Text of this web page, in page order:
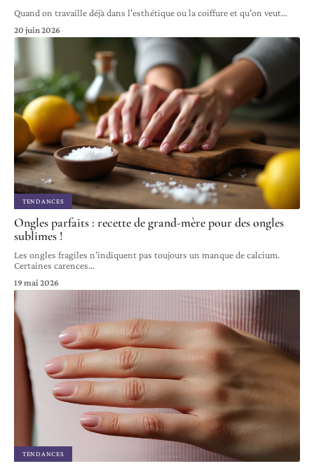
Quand on travaille déjà dans l'esthétique ou la coiffure et qu'on veut…
20 juin 2026
TENDANCES
Ongles parfaits : recette de grand-mère pour des ongles
sublimes !
Les ongles fragiles n’indiquent pas toujours un manque de calcium.
Certaines carences…
19 mai 2026
TENDANCES